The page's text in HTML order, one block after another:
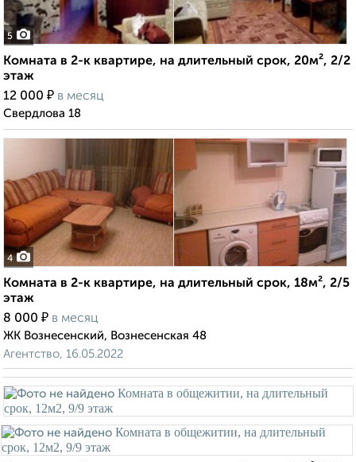
5
Комната в 2-к квартире, на длительный срок, 20м², 2/2
этаж
12 000 ₽ в месяц
Свердлова 18
4
Комната в 2-к квартире, на длительный срок, 18м², 2/5
этаж
8 000 ₽ в месяц
ЖК Вознесенский, Вознесенская 48
Агентство, 16.05.2022